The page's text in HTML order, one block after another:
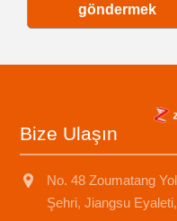
göndermek
Bize Ulaşın
No. 48 Zoumatang
Şehri, Jiangsu